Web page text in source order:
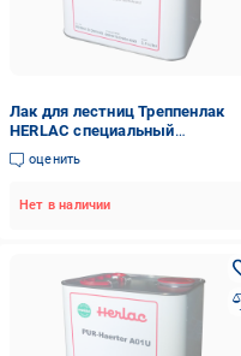
Лак для лестниц Треппенлак
HERLAC специальный
сверхпрочный глубокоматовый
2,5 л
оценить
Нет в наличии